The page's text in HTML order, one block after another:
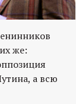
же:
а всю